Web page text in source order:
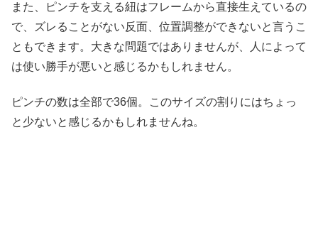
また、ピンチを支える紐はフレームから直接生えているの
で、ズレることがない反面、位置調整ができないと言うこ
ともできます。大きな問題ではありませんが、人によって
は使い勝手が悪いと感じるかもしれません。
ピンチの数は全部で36個。このサイズの割りにはちょっ
と少ないと感じるかもしれませんね。